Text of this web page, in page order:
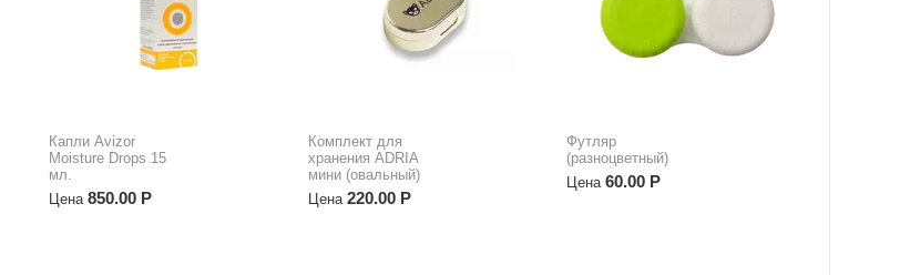
Капли Avizor
Moisture Drops 15
мл.
Цена 850.00 Р
Комплект для
хранения ADRIA
мини (овальный)
Цена 220.00 Р
Футляр
(разноцветный)
Цена60.00 Р